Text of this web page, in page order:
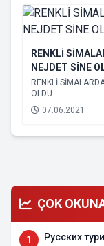
RENKLİ
NEJDET SİNE
RENKLİ
OLDU
07.06.2021
ÇOK
1 Русских